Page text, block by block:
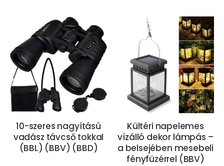
10-szeres nagyítású
vadász távcső tokkal
(BBL) (BBV) (BBD)
Kültéri napelemes
vízálló dekor lámpás –
a belsejében mesebeli
fényfüzérrel (BBV)